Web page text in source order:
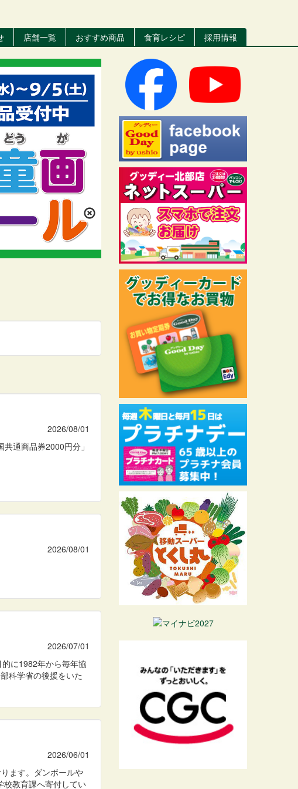
店舗一覧 おすすめ商品 食育レシピ 採用情報
2026/08/01
通商品券2000円分」
2026/08/01
2026/07/01
に1982年から毎年協
科学省の後援をいた
2026/06/01
ます。ダンボールや
校教育課へ寄付してい